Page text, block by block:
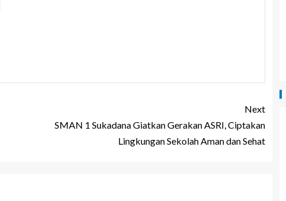
Next
SMAN 1 Sukadana Giatkan Gerakan ASRI, Ciptakan
Lingkungan Sekolah Aman dan Sehat